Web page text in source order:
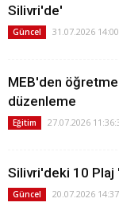
Silivri'de'
Güncel 31.07.2026
MEB'den
düzenleme
Eğitim 27.07.2026
Silivri'deki 10 Plaj
Güncel 20.07.2026